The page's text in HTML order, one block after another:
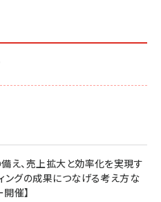
え、売上拡大と効率化を実現す
ングの成果につなげる考え方な
催】